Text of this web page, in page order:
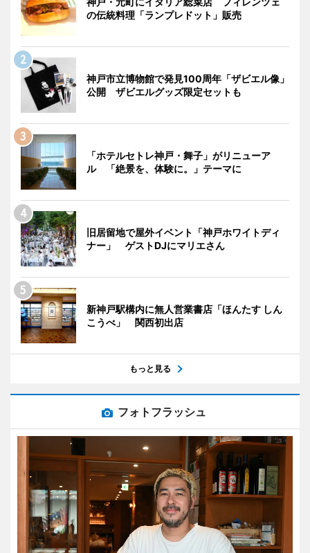
の伝統料理「ランプレドット」販売
神戸市立博物館で発見100周年「ザビエル像」
公開 ザビエルグッズ限定セットも
「ホテルセトレ神戸・舞子」がリニューア
ル 「絶景を、体験に。」テーマに
旧居留地で屋外イベント「神戸ホワイトディ
ナー」 ゲストDJにマリエさん
新神戸駅構内に無人営業書店「ほんたす しん
こうべ」 関西初出店
もっと見る
フォトフラッシュ